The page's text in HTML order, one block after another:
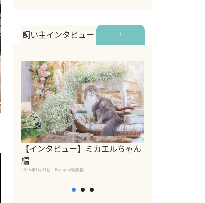
飼い主インタビュー +
【インタビュー】ミカエルちゃん
編
2025年1月31日 By equall編集部